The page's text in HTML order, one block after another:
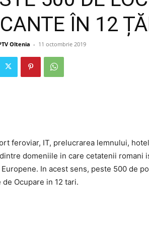
ÎN 12
Oltenia - 11 octombrie 2019
feroviar, IT, prelucrarea lemnului,
domeniile in care cetatenii romani
In acest sens, peste 500 de
de Ocupare in 12 tari.